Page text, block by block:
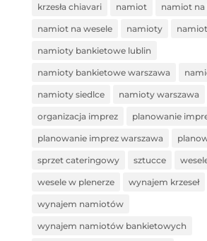
krzesła chiavari namiot namiot
namiot na wesele namioty
namioty bankietowe lublin
namioty bankietowe warszawa
namioty siedlce namioty warszawa
organizacja imprez planowanie
planowanie imprez warszawa
sprzet cateringowy sztucce
wesele w plenerze wynajem krzeseł
wynajem namiotów
wynajem namiotów bankietowych